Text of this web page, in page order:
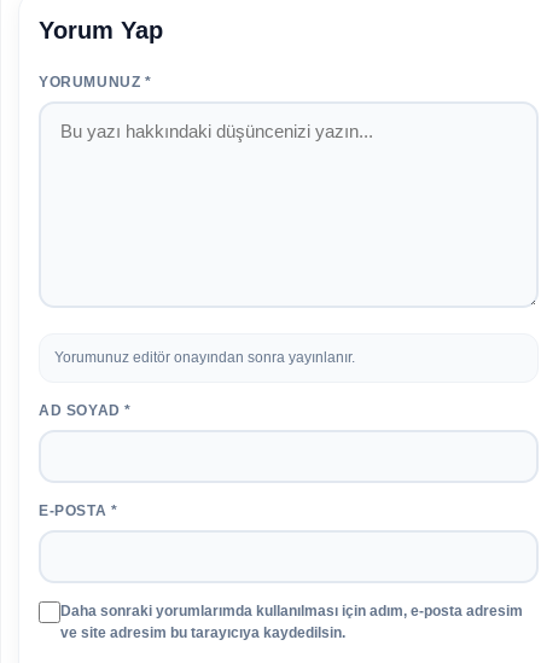
Yorum Yap
YORUMUNUZ *
Yorumunuz editör onayından sonra yayınlanır.
AD SOYAD *
E-POSTA *
Daha sonraki yorumlarımda kullanılması için adım, e-posta adresim
ve site adresim bu tarayıcıya kaydedilsin.